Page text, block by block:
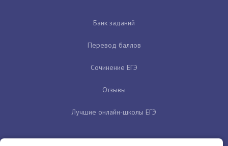
Банк заданий
Перевод баллов
Сочинение ЕГЭ
Отзывы
Лучшие онлайн-школы ЕГЭ